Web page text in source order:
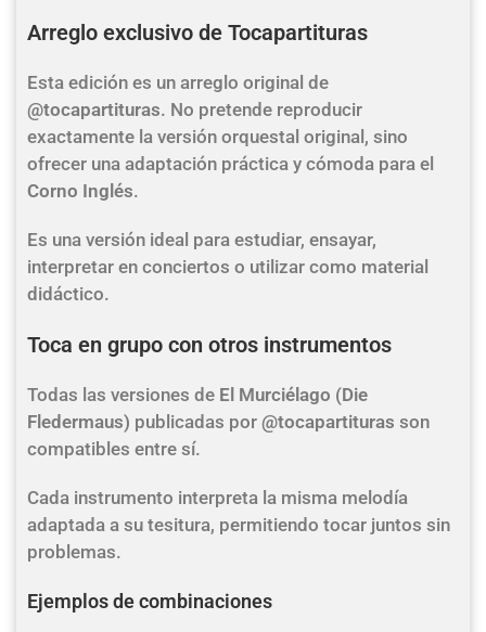
Arreglo exclusivo de Tocapartituras
Esta edición es un arreglo original de
@tocapartituras. No pretende reproducir
exactamente la versión orquestal original, sino
ofrecer una adaptación práctica y cómoda para el
Corno Inglés.
Es una versión ideal para estudiar, ensayar,
interpretar en conciertos o utilizar como material
didáctico.
Toca en grupo con otros instrumentos
Todas las versiones de El Murciélago (Die
Fledermaus) publicadas por @tocapartituras son
compatibles entre sí.
Cada instrumento interpreta la misma melodía
adaptada a su tesitura, permitiendo tocar juntos sin
problemas.
Ejemplos de combinaciones